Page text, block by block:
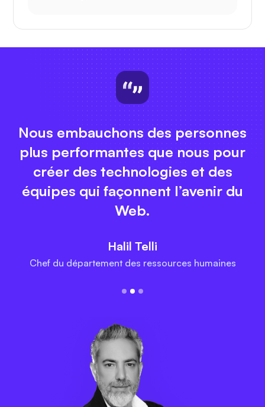
Nous embauchons des personnes
plus performantes que nous pour
créer des technologies et des
équipes qui façonnent l’avenir du
Web.
Halil Telli
Chef du département des ressources humaines